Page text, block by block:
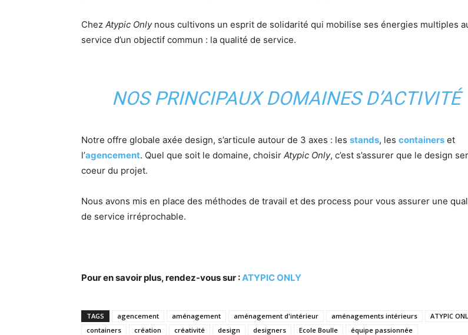
Chez Atypic Onlynous cultivons un esprit de solidarité qui mobilise ses énergies multiples
service d’un objectif commun : la qualité de service.
NOS PRINCIPAUX DOMAINES D’ACTIVITÉ
Notre offre globale axée design, s’articule autour de 3 axes : les stands, les containers et
l’agencement. Quel que soit le domaine, choisir Atypic Only, c’est s’assurer que le design
coeur du projet.
Nous avons mis en place des méthodes de travail et des process pour vous assurer une
de service irréprochable.
Pour en savoir plus, rendez-vous sur :ATYPIC ONLY
TAGS agencement aménagement aménagement d'intérieur aménagements intérieurs
ATYPIC
containers
création créativité design designers Ecole Boulle
équipe passionnée